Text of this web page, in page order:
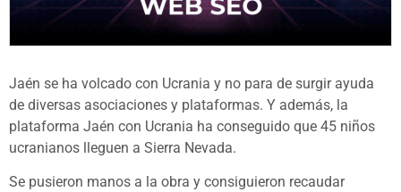
Jaén se ha volcado con Ucrania y no para de surgir ayuda
de diversas asociaciones y plataformas. Y además, la
plataforma Jaén con Ucrania ha conseguido que 45 niños
ucranianos lleguen a Sierra Nevada.
Se pusieron manos a la obra y consiguieron recaudar